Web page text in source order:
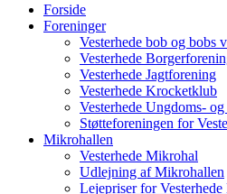
Forside
Foreninger
Vesterhede bob og bobs
Vesterhede
Vesterhede Jagtforening
Vesterhede Krocketklub
Vesterhede Ungdoms-
Støtteforeningen for
Mikrohallen
Vesterhede Mikrohal
Udlejning af Mikrohallen
Lejepriser for